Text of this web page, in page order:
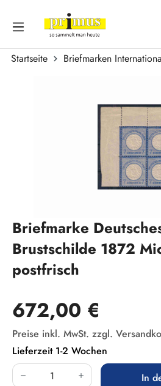
Zum Hauptinhalt springen
Startseite Briefmarken
Briefmarke
Brustschilde 1872
postfrisch
Regulärer Preis:
672,00 €
Preise inkl. MwSt. zzgl.
Lieferzeit 1-2 Wochen
Produkt Anzahl: Gib den
In